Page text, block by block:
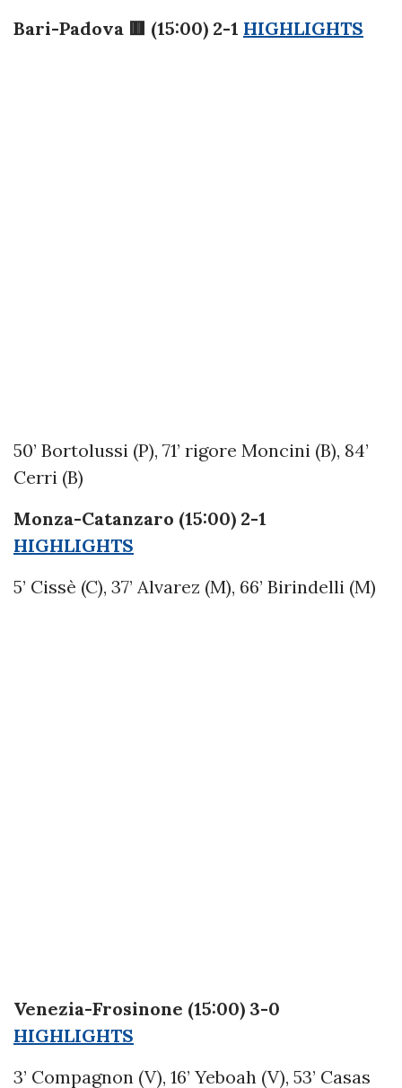
Bari-Padova 🟥 (15:00) 2-1 HIGHLIGHTS
50’ Bortolussi (P), 71’ rigore Moncini (B), 84’
Cerri (B)
Monza-Catanzaro (15:00) 2-1
HIGHLIGHTS
5’ Cissè (C), 37’ Alvarez (M), 66’ Birindelli (M)
Venezia-Frosinone (15:00) 3-0
HIGHLIGHTS
3’ Compagnon (V), 16’ Yeboah (V), 53’ Casas